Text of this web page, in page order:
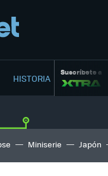
HISTORIA Suscríbete a
Miniserie Japón